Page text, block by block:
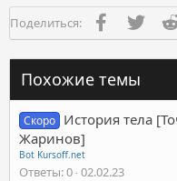
Поделиться: Facebook
Похожие темы
Скоро История тела
Жаринов]
Bot Kursoff.net
Ответы 0 02.02.23